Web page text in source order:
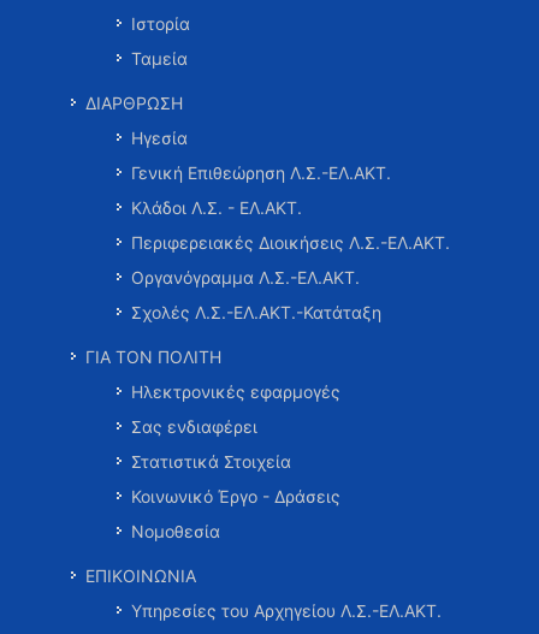
Ιστορία
Ταμεία
ΔΙΑΡΘΡΩΣΗ
Ηγεσία
Γενική Επιθεώρηση Λ.Σ.-ΕΛ.ΑΚΤ.
Κλάδοι Λ.Σ. - ΕΛ.ΑΚΤ.
Περιφερειακές Διοικήσεις Λ.Σ.-ΕΛ.ΑΚΤ.
Οργανόγραμμα Λ.Σ.-ΕΛ.ΑΚΤ.
Σχολές Λ.Σ.-ΕΛ.ΑΚΤ.-Κατάταξη
ΓΙΑ ΤΟΝ ΠΟΛΙΤΗ
Ηλεκτρονικές εφαρμογές
Σας ενδιαφέρει
Στατιστικά Στοιχεία
Κοινωνικό Έργο - Δράσεις
Νομοθεσία
ΕΠΙΚΟΙΝΩΝΙΑ
Υπηρεσίες του Αρχηγείου Λ.Σ.-ΕΛ.ΑΚΤ.